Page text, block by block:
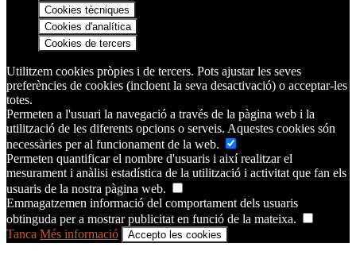
Cookies tècniques
Cookies d'analítica
Cookies de tercers
Utilitzem cookies pròpies i de tercers. Pots ajustar les seves
preferències de cookies (incloent la seva desactivació) o acceptar-les
totes.
Permeten a l'usuari la navegació a través de la pàgina web i la
utilització de les diferents opcions o serveis. Aquestes cookies són
necessàries per al funcionament de la web.
Permeten quantificar el nombre d'usuaris i així realitzar el
mesurament i anàlisi estadística de la utilització i activitat que fan els
usuaris de la nostra pàgina web.
Emmagatzemen informació del comportament dels usuaris
obtinguda per a mostrar publicitat en funció de la mateixa.
Tanca Més informació Accepto les cookies